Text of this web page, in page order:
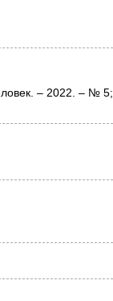
– 2022. – № 5;